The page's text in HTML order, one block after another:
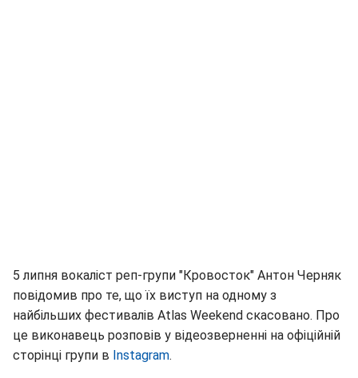
5 липня вокаліст реп-групи "Кровосток" Антон Черняк
повідомив про те, що їх виступ на одному з
найбільших фестивалів Atlas Weekend скасовано. Про
це виконавець розповів у відеозверненні на офіційній
сторінці групи в Instagram.